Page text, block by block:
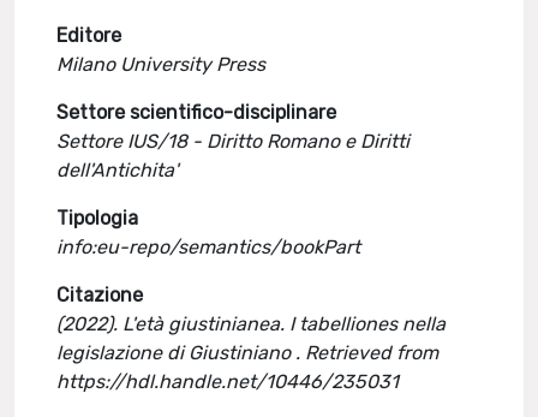
Editore
Milano University Press
Settore scientifico-disciplinare
Settore IUS/18 - Diritto Romano e Diritti
dell'Antichita'
Tipologia
info:eu-repo/semantics/bookPart
Citazione
(2022). L'età giustinianea. I tabelliones nella
legislazione di Giustiniano . Retrieved from
https://hdl.handle.net/10446/235031